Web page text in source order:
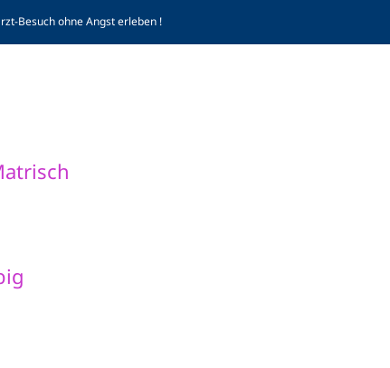
Besuch ohne Angst erleben !